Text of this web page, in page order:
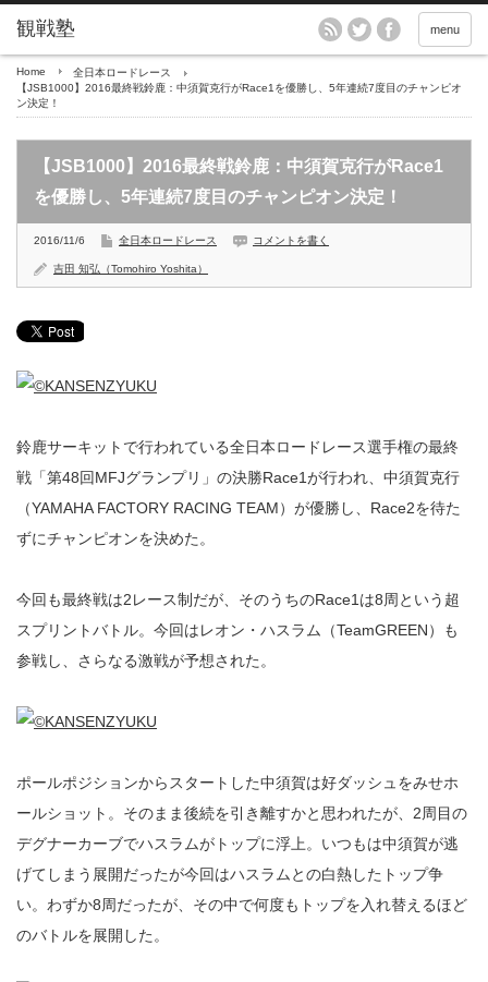
menu
Home
全日本ロードレース
【JSB1000】2016最終戦鈴鹿：中須賀克行がRace1を優勝し、5年連続7度目のチャンピオ
ン決定！
【JSB1000】2016最終戦鈴鹿：中須賀克行がRace1
を優勝し、5年連続7度目のチャンピオン決定！
2016/11/6 全日本ロードレース コメントを書く
吉田 知弘（Tomohiro Yoshita）
鈴鹿サーキットで行われている全日本ロードレース選手権の最終
戦「第48回MFJグランプリ」の決勝Race1が行われ、中須賀克行
（YAMAHA FACTORY RACING TEAM）が優勝し、Race2を待た
ずにチャンピオンを決めた。
今回も最終戦は2レース制だが、そのうちのRace1は8周という超
スプリントバトル。今回はレオン・ハスラム（TeamGREEN）も
参戦し、さらなる激戦が予想された。
ポールポジションからスタートした中須賀は好ダッシュをみせホ
ールショット。そのまま後続を引き離すかと思われたが、2周目の
デグナーカーブでハスラムがトップに浮上。いつもは中須賀が逃
げてしまう展開だったが今回はハスラムとの白熱したトップ争
い。わずか8周だったが、その中で何度もトップを入れ替えるほど
のバトルを展開した。